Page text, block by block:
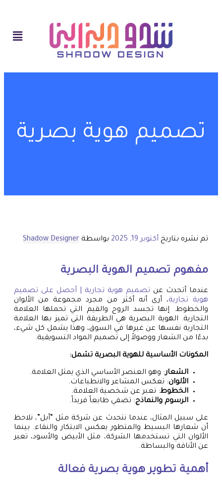
تصميم هوية بصرية
تم نشره بتاريخ أكتوبر 19, 2025 بواسطة Shadow Designer
مفهوم تصميم الهوية البصرية
عندما أتحدث عن تصميم هوية تجارية | أحصل على تصميم
هوية تجارية، أرى أنه أكثر من مجرد مجموعة من الألوان
والخطوط. إنها تجسد الروح والقيم التي تحملها العلامة
التجارية. الهوية البصرية هي الطريقة التي تميز بها العلامة
التجارية نفسها عن غيرها في السوق، وهذا يشمل كل شيء،
بدءًا من الشعار ووصولاً إلى تصميم المواد التسويقية.
المكونات الأساسية للهوية البصرية تشمل:
الشعار: وهو العنصر الأساسي الذي يمثل العلامة.
الألوان: تعكس المشاعر والانطباعات.
الخطوط: تعبر عن شخصية العلامة.
الرسوم والنماذج: تضفي طابعاً فريداً.
على سبيل المثال، عندما نتحدث عن شركة مثل “أبل”، نلاحظ
أن شعارها البسيط والمتطور يعكس الابتكار والنقاء. بينما
الألوان التي تستخدمها الشركة، مثل الأبيض والأسود، تعبر
عن الأناقة والبساطة.
أهمية تطوير هوية بصرية فعالة